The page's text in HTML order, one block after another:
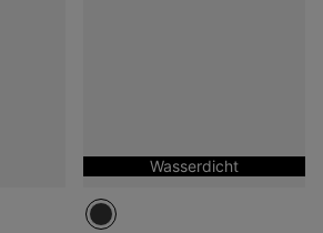
Wasserdicht